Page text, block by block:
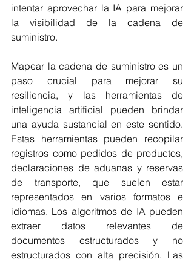
intentar aprovechar la IA para mejorar
la visibilidad de la cadena de
suministro.
Mapear la cadena de suministro es un
paso crucial para mejorar su
resiliencia, y las herramientas de
inteligencia artificial pueden brindar
una ayuda sustancial en este sentido.
Estas herramientas pueden recopilar
registros como pedidos de productos,
declaraciones de aduanas y reservas
de transporte, que suelen estar
representados en varios formatos e
idiomas. Los algoritmos de IA pueden
extraer datos relevantes de
documentos estructurados y no
estructurados con alta precisión. Las